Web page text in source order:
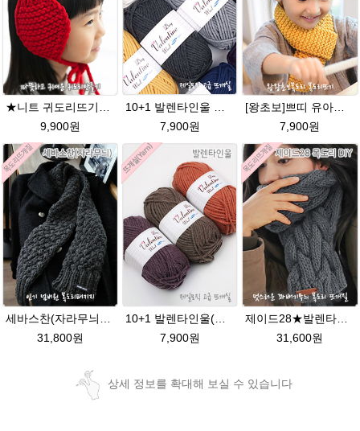
9,900원
7,900원
7,900원
세바스찬(자라무늬)★발렌타인울 털실 목도리뜨기 뜨개질
31,800원
7,900원
제이드28★발렌타인울 남녀 커플 목도리뜨기 뜨개질
31,600원
상세 정보를 확대해 보실 수 있습니다